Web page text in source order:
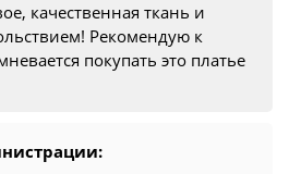
качественная ткань и
Рекомендую к
покупать это платье